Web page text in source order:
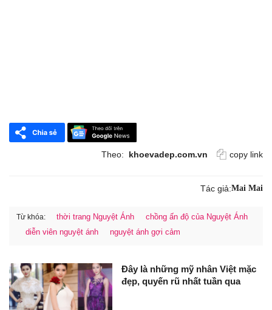
Theo: khoevadep.com.vn copy link
Tác giả:Mai Mai
Từ khóa: thời trang Nguyệt Ánh
chồng ấn độ của Nguyệt Ánh
diễn viên nguyệt ánh
nguyệt ánh gợi cảm
Đây là những mỹ nhân Việt mặc
đẹp, quyến rũ nhất tuần qua